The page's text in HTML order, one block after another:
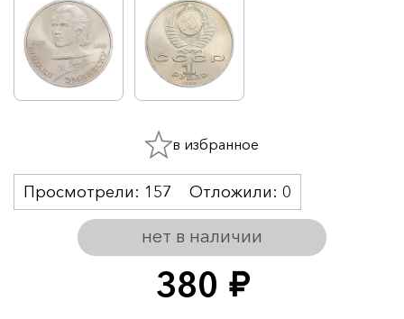
380 руб.
нет в наличии
Просмотрели: 157 Отложили: 0
в избранное